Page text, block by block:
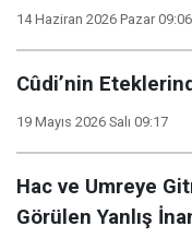
14 Haziran 2026 Pazar 09:06
Cûdi’nin
19 Mayıs 2026 Salı 09:17
Hac ve Umreye
Görülen Yanlış